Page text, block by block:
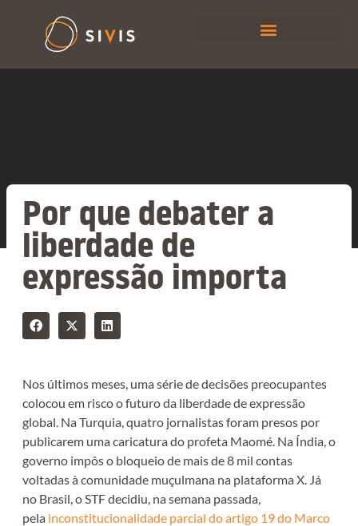
Por que debater a
liberdade de
expressão importa
Nos últimos meses, uma série de decisões preocupantes
colocou em risco o futuro da liberdade de expressão
global. Na Turquia, quatro jornalistas foram presos por
publicarem uma caricatura do profeta Maomé. Na Índia, o
governo impôs o bloqueio de mais de 8 mil contas
voltadas à comunidade muçulmana na plataforma X. Já
no Brasil, o STF decidiu, na semana passada,
pela inconstitucionalidade parcial do artigo 19 do Marco